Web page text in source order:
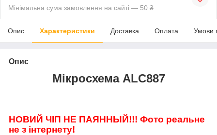
Мінімальна сума замовлення на сайті — 50 ₴
Опис Характеристики Доставка Оплата Умови
Опис
Мікросхема ALC887
НОВИЙ ЧІП НЕ ПАЯННЫЙ!!! Фото реальне
не з інтернету!